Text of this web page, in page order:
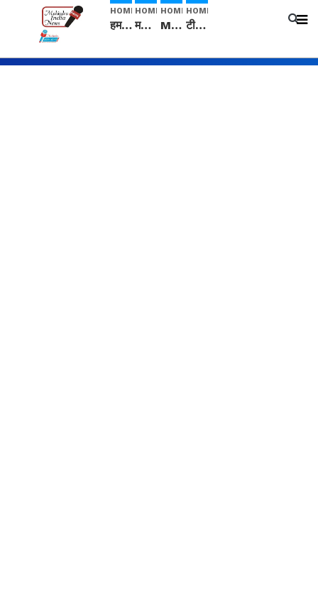
HOME
हम सनातनी..." सांसद kangana Ranaut से क्या बोली लड़की? Viral Jantar-Mantar | CJP protest
HOME
मनीषा हत्याकांड: हत्या, आत्महत्या या कोई बड़ा राज? | Full Story | Josh Haryana
HOME
Mangalsutra: हिंदू धर्म में शादी के बाद मंगलसूत्र क्यों पहनती है महिलाएं, किसने शुरु की ये परंपरा
HOME
टीम बीकेई ने एग्रीकल्चर ग्रेड की यूरिया खाद गट्टों में बदलकर टेक्निकल ग्रेड में बेचने वालों पर करवाई कार्रवाई: लखविंदर सिंह औलख